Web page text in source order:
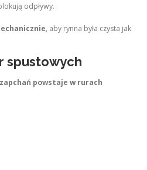
odpływy.
, aby rynna była czysta jak
spustowych
powstaje w rurach